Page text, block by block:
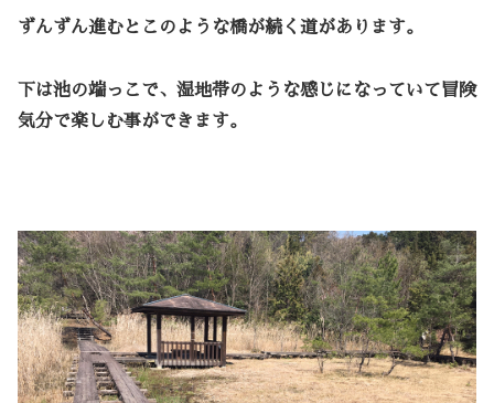
ずんずん進むとこのような橋が続く道があります。
下は池の端っこで、湿地帯のような感じになっていて冒険
気分で楽しむ事ができます。